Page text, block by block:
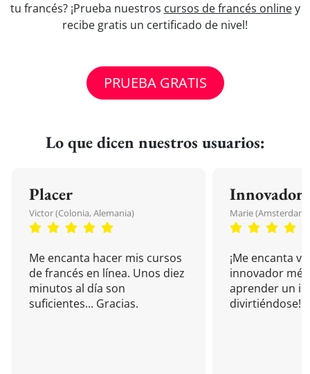
tu francés? ¡Prueba nuestros cursos de francés onliney
recibe gratis un certificado de nivel!
PRUEBA GRATIS
Lo que dicen nuestros usuarios:
Placer
Victor (Colonia, Alemania)
Me encanta hacer mis cursos
de francés en línea. Unos diez
minutos al día son
suficientes... Gracias.
Innovador
Marie (Amsterdam,
¡Me encanta
innovador
aprender un
divirtiéndose!